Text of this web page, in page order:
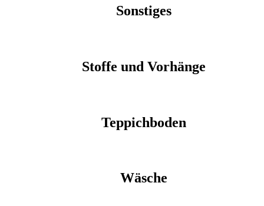
Sonstiges
Stoffe und Vorhänge
Teppichboden
Wäsche